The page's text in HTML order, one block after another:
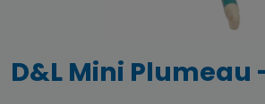
D&L Mini Plumeau